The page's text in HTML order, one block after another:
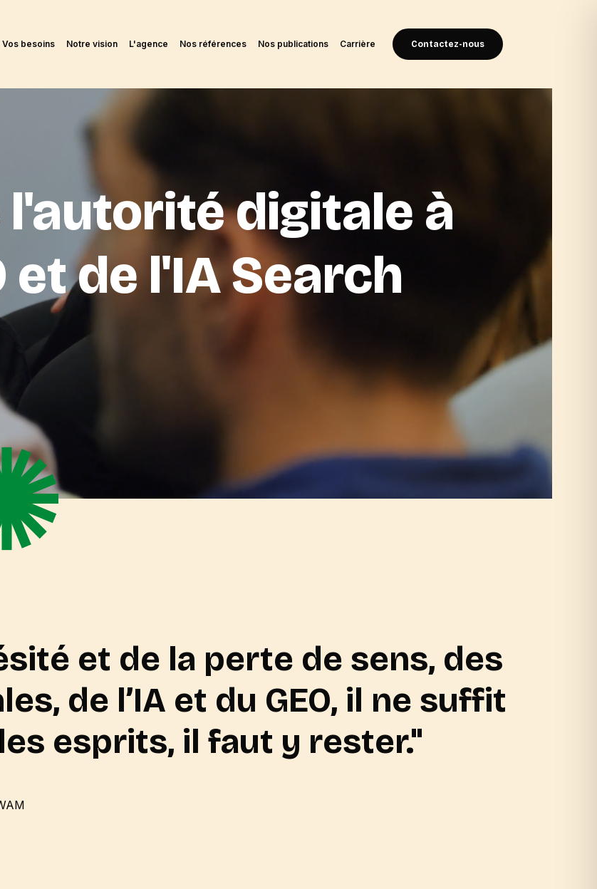
Vos besoins Notre vision L'agence Nos références Nos publications Carrière Contactez-nous
l'autorité digitale à
et de l'IA Search
et de la perte de sens, des
de l’IA et du GEO, il ne suffit
esprits, il faut y rester."